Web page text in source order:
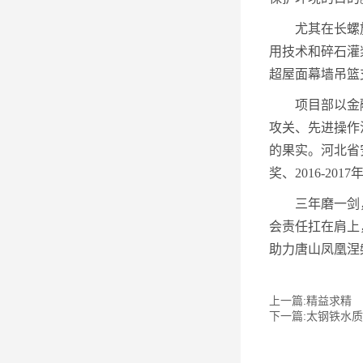
尤其在长
用技术和碎石
超屋面幕墙吊
项目部以
攻关、先进操
的果实。河北
奖、2016-2017
三年磨一
会责任扛在肩
助力唐山凤凰
上一篇:精益求精
下一篇:太钢铁水